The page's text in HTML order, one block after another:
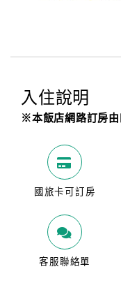
入住說明
※本飯店網路訂房由
國旅卡可訂房
客服聯絡單